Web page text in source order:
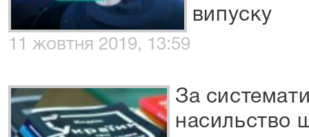
випуску
11 жовтня 2019, 13:59
За
насильство